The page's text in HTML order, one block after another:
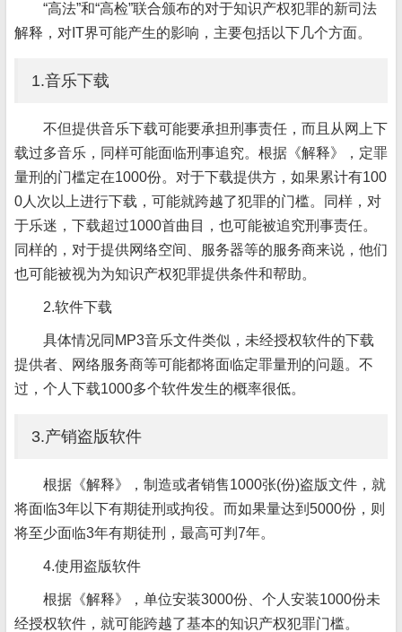
“高法”和“高检”联合颁布的对于知识产权犯罪的新司法
解释，对IT界可能产生的影响，主要包括以下几个方面。
1.音乐下载
不但提供音乐下载可能要承担刑事责任，而且从网上下
载过多音乐，同样可能面临刑事追究。根据《解释》，定罪
量刑的门槛定在1000份。对于下载提供方，如果累计有100
0人次以上进行下载，可能就跨越了犯罪的门槛。同样，对
于乐迷，下载超过1000首曲目，也可能被追究刑事责任。
同样的，对于提供网络空间、服务器等的服务商来说，他们
也可能被视为为知识产权犯罪提供条件和帮助。
2.软件下载
具体情况同MP3音乐文件类似，未经授权软件的下载
提供者、网络服务商等可能都将面临定罪量刑的问题。不
过，个人下载1000多个软件发生的概率很低。
3.产销盗版软件
根据《解释》，制造或者销售1000张(份)盗版文件，就
将面临3年以下有期徒刑或拘役。而如果量达到5000份，则
将至少面临3年有期徒刑，最高可判7年。
4.使用盗版软件
根据《解释》，单位安装3000份、个人安装1000份未
经授权软件，就可能跨越了基本的知识产权犯罪门槛。